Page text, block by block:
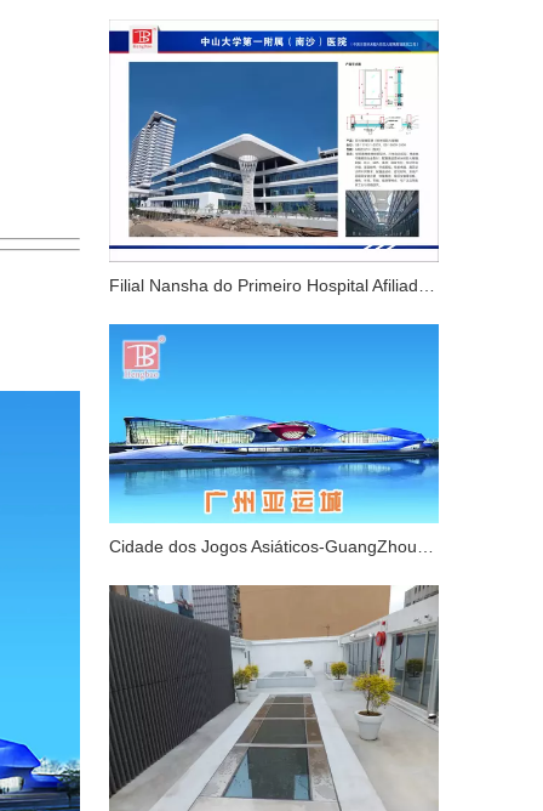
Filial Nansha do Primeiro Hospital Afiliado da Universidade Sun Yat-sen-GuangZhou China